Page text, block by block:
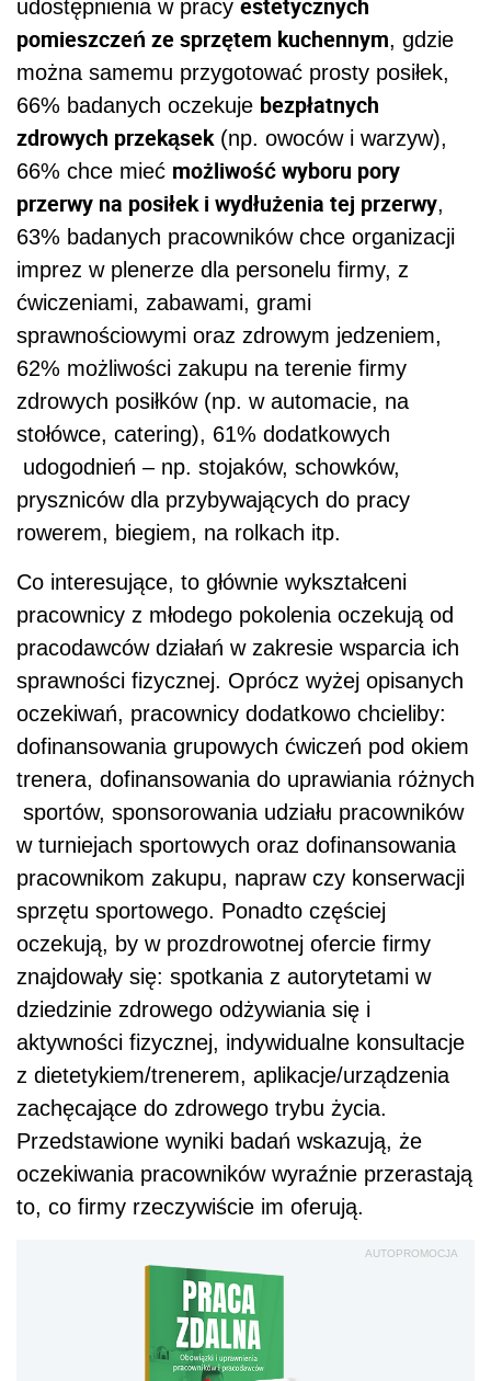
udostępnienia w pracy estetycznych
pomieszczeń ze sprzętem kuchennym, gdzie
można samemu przygotować prosty posiłek,
66% badanych oczekuje bezpłatnych
zdrowych przekąsek (np. owoców i warzyw),
66% chce mieć możliwość wyboru pory
przerwy na posiłek i wydłużenia tej przerwy,
63% badanych pracowników chce organizacji
imprez w plenerze dla personelu firmy, z
ćwiczeniami, zabawami, grami
sprawnościowymi oraz zdrowym jedzeniem,
62% możliwości zakupu na terenie firmy
zdrowych posiłków (np. w automacie, na
stołówce, catering), 61% dodatkowych
udogodnień – np. stojaków, schowków,
pryszniców dla przybywających do pracy
rowerem, biegiem, na rolkach itp.
Co interesujące, to głównie wykształceni
pracownicy z młodego pokolenia oczekują od
pracodawców działań w zakresie wsparcia ich
sprawności fizycznej. Oprócz wyżej opisanych
oczekiwań, pracownicy dodatkowo chcieliby:
dofinansowania grupowych ćwiczeń pod okiem
trenera, dofinansowania do uprawiania różnych
sportów, sponsorowania udziału pracowników
w turniejach sportowych oraz dofinansowania
pracownikom zakupu, napraw czy konserwacji
sprzętu sportowego. Ponadto częściej
oczekują, by w prozdrowotnej ofercie firmy
znajdowały się: spotkania z autorytetami w
dziedzinie zdrowego odżywiania się i
aktywności fizycznej, indywidualne konsultacje
z dietetykiem/trenerem, aplikacje/urządzenia
zachęcające do zdrowego trybu życia.
Przedstawione wyniki badań wskazują, że
oczekiwania pracowników wyraźnie przerastają
to, co firmy rzeczywiście im oferują.
AUTOPROMOCJA